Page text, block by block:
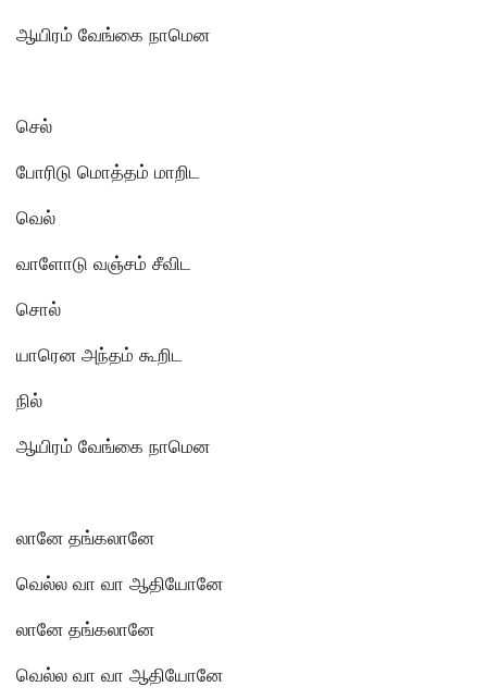
ஆயிரம் வேங்கை நாமென
செல்
போரிடு மொத்தம் மாறிட
வெல்
வாளோடு வஞ்சம் சீவிட
சொல்
யாரென அந்தம் கூறிட
நில்
ஆயிரம் வேங்கை நாமென
லானே தங்கலானே
வெல்ல வா வா ஆதியோனே
லானே தங்கலானே
வெல்ல வா வா ஆதியோனே